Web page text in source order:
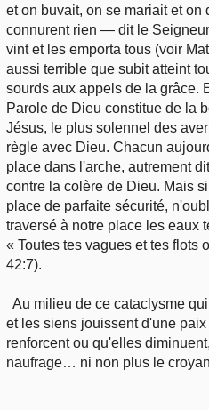
et on buvait, on se mariait et on
connurent rien — dit le
vint et les emporta tous (voir
aussi terrible que subit atteint
sourds aux appels de la grâce.
Parole de Dieu constitue de la
Jésus, le plus solennel des
règle avec Dieu. Chacun
place dans l'arche, autrement
contre la colère de Dieu. Mais
place de parfaite sécurité,
traversé à notre place les eaux
« Toutes tes vagues et tes flots
42:7).
Au milieu de ce cataclysme
et les siens jouissent d'une
renforcent ou qu'elles
naufrage… ni non plus le